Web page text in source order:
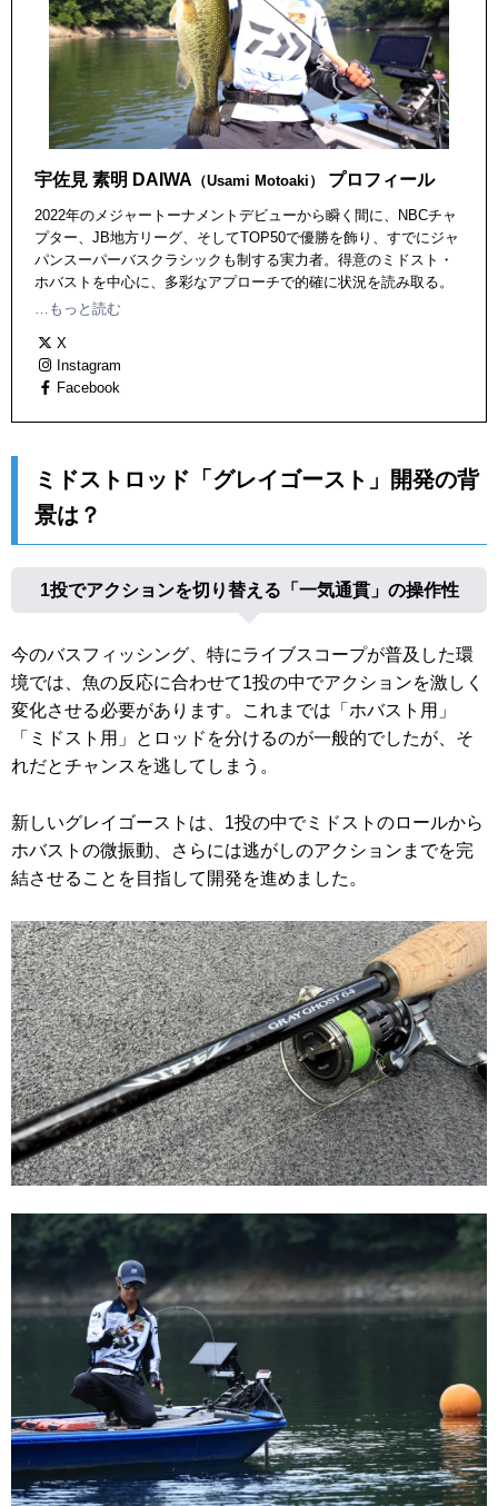
宇佐見 素明 DAIWA （Usami Motoaki） プロフィール
2022年のメジャートーナメントデビューから瞬く間に、NBCチャ
プター、JB地方リーグ、そしてTOP50で優勝を飾り、すでにジャ
パンスーパーバスクラシックも制する実力者。得意のミドスト・
ホバストを中心に、多彩なアプローチで的確に状況を読み取る。
キリッとした表情の裏側に、話してみると非常に物腰の柔らかい
…もっと読む
X
Instagram
Facebook
ミドストロッド「グレイゴースト」開発の背
景は？
1投でアクションを切り替える「一気通貫」の操作性
今のバスフィッシング、特にライブスコープが普及した環
境では、魚の反応に合わせて1投の中でアクションを激しく
変化させる必要があります。これまでは「ホバスト用」
「ミドスト用」とロッドを分けるのが一般的でしたが、そ
れだとチャンスを逃してしまう。
新しいグレイゴーストは、1投の中でミドストのロールから
ホバストの微振動、さらには逃がしのアクションまでを完
結させることを目指して開発を進めました。